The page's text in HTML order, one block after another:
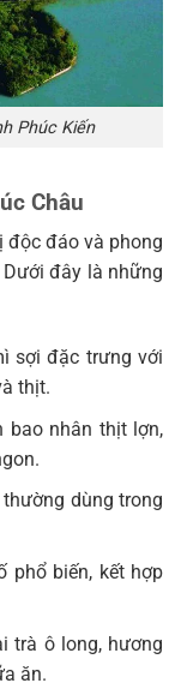
Phúc Kiến
Châu
độc đáo và phong
đây là những
sợi đặc trưng với
thịt.
bao nhân thịt lợn,
dùng trong
phổ biến, kết hợp
trà ô long, hương
ăn.